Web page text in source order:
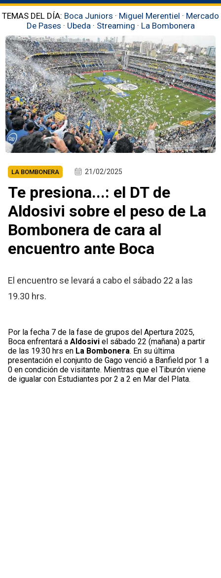
TEMAS DEL DÍA: Boca Juniors · Miguel Merentiel · Mercado
De Pases · Ubeda · Streaming · La Bombonera
elintransigente.com
LA BOMBONERA 21/02/2025
Te presiona...: el DT de
Aldosivi sobre el peso de La
Bombonera de cara al
encuentro ante Boca
El encuentro se levará a cabo el sábado 22 a las
19.30 hrs.
Por la fecha 7 de la fase de grupos del Apertura 2025,
Boca enfrentará a Aldosivi el sábado 22 (mañana) a partir
de las 19.30 hrs en La Bombonera. En su última
presentación el conjunto de Gago venció a Banfield por 1 a
0 en condición de visitante. Mientras que el Tiburón viene
de igualar con Estudiantes por 2 a 2 en Mar del Plata.